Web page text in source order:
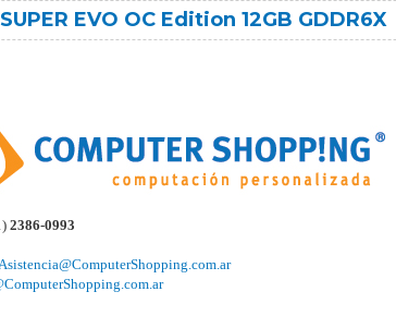
EVO OC Edition 12GB GDDR6X
2386-0993